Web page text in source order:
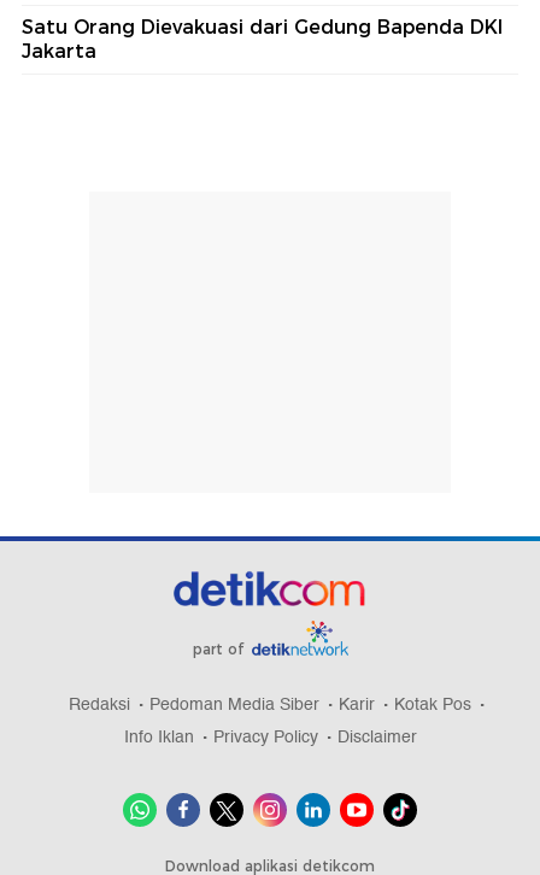
Satu Orang Dievakuasi dari Gedung Bapenda DKI
Jakarta
part of
Redaksi Pedoman Media Siber Karir
Kotak Pos
Info Iklan
Privacy Policy Disclaimer
Download aplikasi detikcom